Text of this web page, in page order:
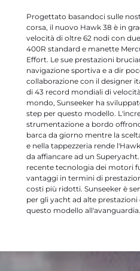
Progettato basandoci sulle
corsa, il nuovo Hawk 38 è in
velocità di oltre 62 nodi con
400R standard e manette
Effort. Le sue prestazioni
navigazione sportiva e a dir
collaborazione con il designer
di 43 record mondiali di
mondo, Sunseeker ha
step per questo modello.
strumentazione a bordo
barca da giorno mentre la
e nella tappezzeria rende
da affiancare ad un
recente tecnologia dei motori
vantaggi in termini di
costi più ridotti. Sunseeker è
per gli yacht ad alte
questo modello all'avanguardia.